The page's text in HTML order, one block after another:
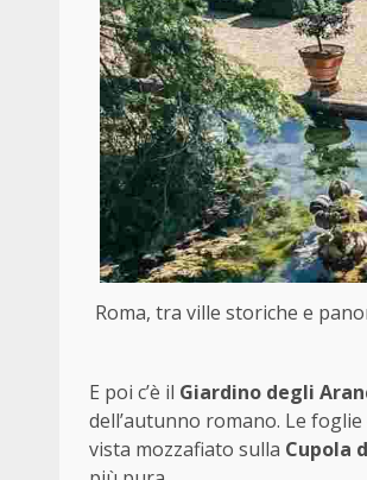
Roma, tra ville storiche e
E poi c’è il Giardino degli
dell’autunno romano. Le
vista mozzafiato sulla Cupola